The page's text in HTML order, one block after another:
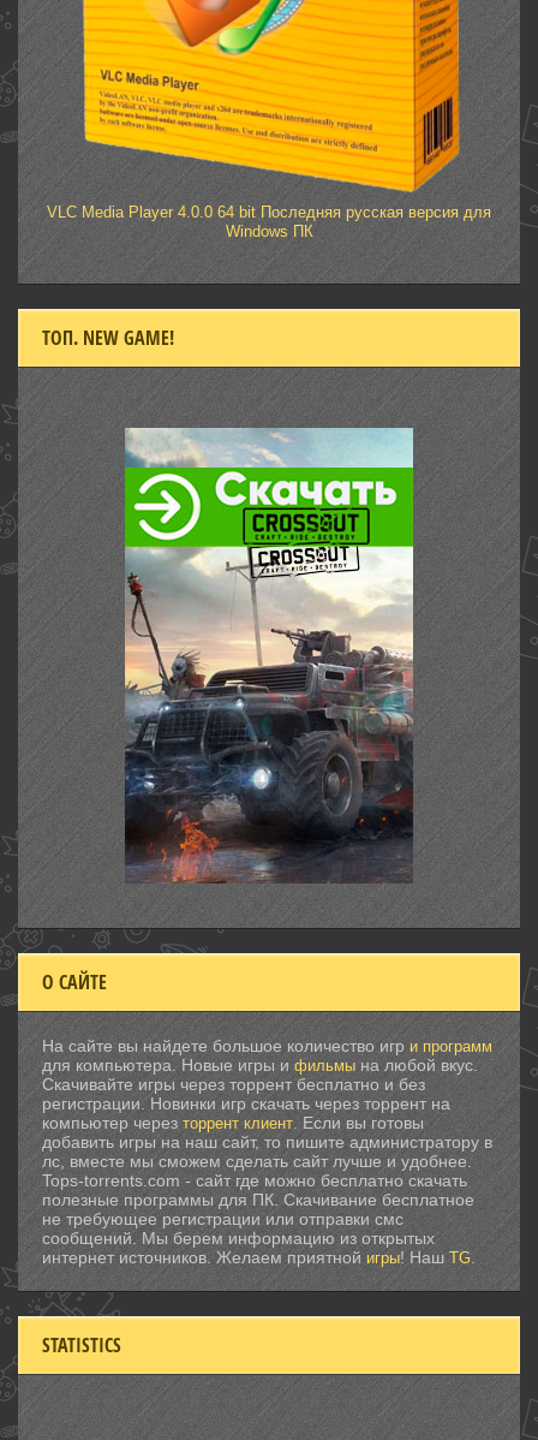
VLC Media Player 4.0.0 64 bit Последняя русская версия для
Windows ПК
ТОП. NEW GAME!
О САЙТЕ
На сайте вы найдете большое количество игр и программ
для компьютера. Новые игры и фильмы на любой вкус.
Скачивайте игры через торрент бесплатно и без
регистрации. Новинки игр скачать через торрент на
компьютер через торрент клиент . Если вы готовы
добавить игры на наш сайт, то пишите администратору в
лс, вместе мы сможем сделать сайт лучше и удобнее.
Tops-torrents.com - сайт где можно бесплатно скачать
полезные программы для ПК. Скачивание бесплатное
не требующее регистрации или отправки смс
сообщений. Мы берем информацию из открытых
интернет источников. Желаем приятной игры! Наш TG
STATISTICS